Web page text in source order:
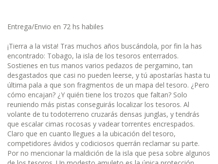
Entrega/Envio en 72 hs habiles
¡Tierra a la vista! Tras muchos años buscándola, por fin la has
encontrado: Tobago, la isla de los tesoros enterrados.
Sostienes en tus manos varios pedazos de pergamino, tan
desgastados que casi no pueden leerse, y tú apostarías hasta tu
última pala a que son fragmentos de un mapa del tesoro. ¿Pero
cómo encajan? ¿Y quién tiene los trozos que faltan? Solo
reuniendo más pistas conseguirás localizar los tesoros. Al
volante de tu todoterreno cruzarás densas junglas, y tendrás
que escalar cimas rocosas y vadear torrentes encrespados.
Claro que en cuanto llegues a la ubicación del tesoro,
competidores ávidos y codiciosos querrán reclamar su parte.
Por no mencionar la maldición de la isla que pesa sobre algunos